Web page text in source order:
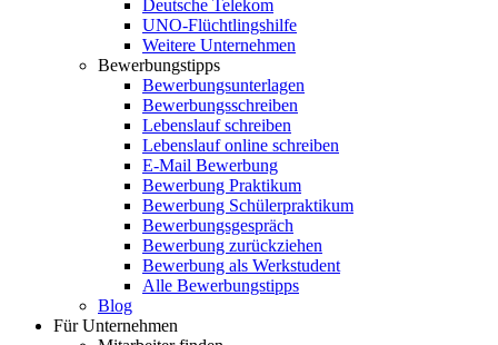
Deutsche Telekom
UNO-Flüchtlingshilfe
Weitere Unternehmen
Bewerbungstipps
Bewerbungsunterlagen
Bewerbungsschreiben
Lebenslauf schreiben
Lebenslauf online schreiben
E-Mail Bewerbung
Bewerbung Praktikum
Bewerbung Schülerpraktikum
Bewerbungsgespräch
Bewerbung zurückziehen
Bewerbung als Werkstudent
Alle Bewerbungstipps
Blog
Für Unternehmen